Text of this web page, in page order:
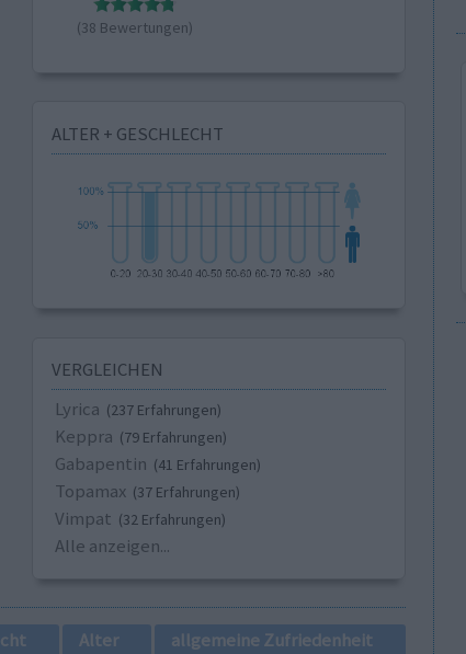
(38 Bewertungen)
ALTER + GESCHLECHT
VERGLEICHEN
Lyrica (237 Erfahrungen)
Keppra (79 Erfahrungen)
Gabapentin (41 Erfahrungen)
Topamax (37 Erfahrungen)
Vimpat (32 Erfahrungen)
Alle anzeigen...
Alter allgemeine Zufriedenheit